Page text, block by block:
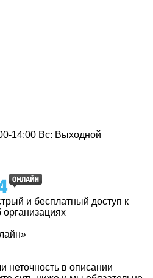
14:00 Вс: Выходной
и бесплатный доступ к
неточность в описании